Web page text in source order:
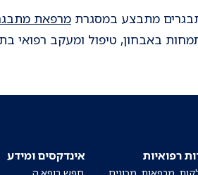
מתבצע במסגרת מרפאת
באבחון, טיפול ומעקב רפואי
רפואיות אינדקסים ומידע